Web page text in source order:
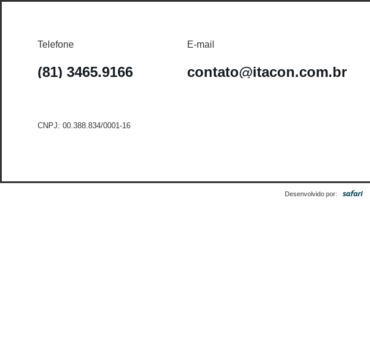
Telefone
(81) 3465.9166
CNPJ: 00.388.834/0001-16
E-mail
contato@itacon.com.br
Desenvolvido por: